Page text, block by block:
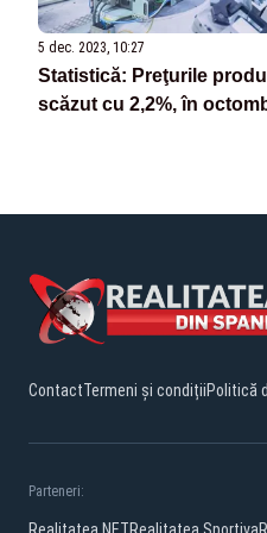
5 dec. 2023, 10:27
Statistică: Preţurile
scăzut cu 2,2%, în
ContactTermeni și condițiiPolitică
Parteneri: